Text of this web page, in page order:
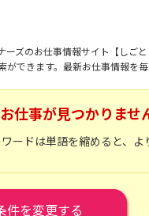
ズのお仕事情報サイト【しご
できます。最新お仕事情報を毎
仕事が見つかりませ
ードは単語を縮めると、よ
件を変更する